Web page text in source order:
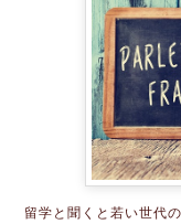
留学と聞くと若い世代